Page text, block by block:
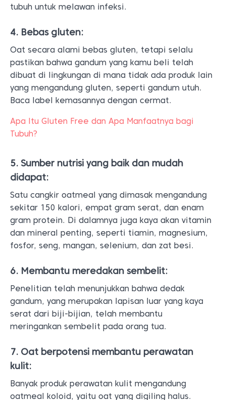
tubuh untuk melawan infeksi.
4. Bebas gluten:
Oat secara alami bebas gluten, tetapi selalu
pastikan bahwa gandum yang kamu beli telah
dibuat di lingkungan di mana tidak ada produk lain
yang mengandung gluten, seperti gandum utuh.
Baca label kemasannya dengan cermat.
Apa Itu Gluten Free dan Apa Manfaatnya bagi
Tubuh?
5. Sumber nutrisi yang baik dan mudah
didapat:
Satu cangkir oatmeal yang dimasak mengandung
sekitar 150 kalori, empat gram serat, dan enam
gram protein. Di dalamnya juga kaya akan vitamin
dan mineral penting, seperti tiamin, magnesium,
fosfor, seng, mangan, selenium, dan zat besi.
6. Membantu meredakan sembelit:
Penelitian telah menunjukkan bahwa dedak
gandum, yang merupakan lapisan luar yang kaya
serat dari biji-bijian, telah membantu
meringankan sembelit pada orang tua.
7. Oat berpotensi membantu perawatan
kulit:
Banyak produk perawatan kulit mengandung
oatmeal koloid, yaitu oat yang digiling halus.